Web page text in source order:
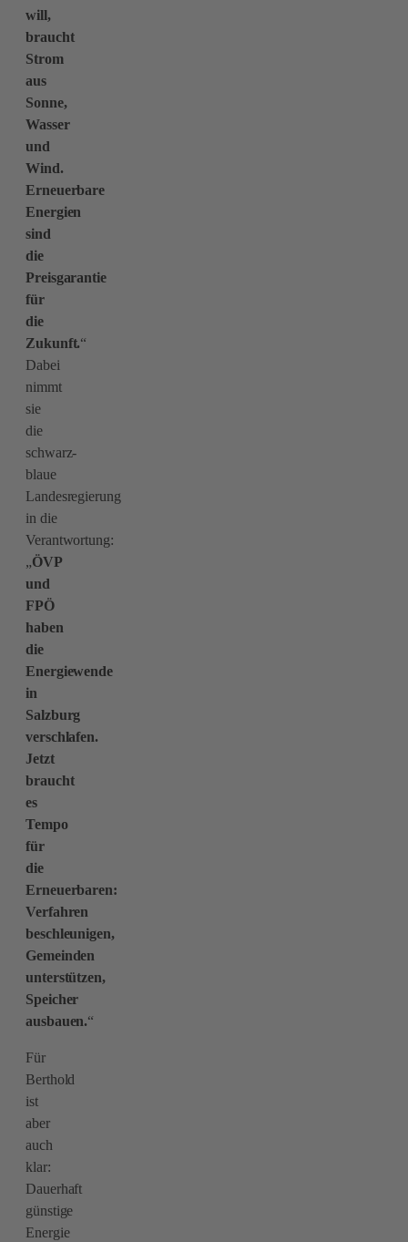
will,
braucht
Strom
aus
Sonne,
Wasser
und
Wind.
Erneuerbare
Energien
sind
die
Preisgarantie
für
die
Zukunft.“
Dabei
nimmt
sie
die
schwarz-
blaue
Landesregierung
in die
Verantwortung:
„ÖVP
und
FPÖ
haben
die
Energiewende
in
Salzburg
verschlafen.
Jetzt
braucht
es
Tempo
für
die
Erneuerbaren:
Verfahren
beschleunigen,
Gemeinden
unterstützen,
Speicher
ausbauen.“
Für
Berthold
ist
aber
auch
klar:
Dauerhaft
günstige
Energie